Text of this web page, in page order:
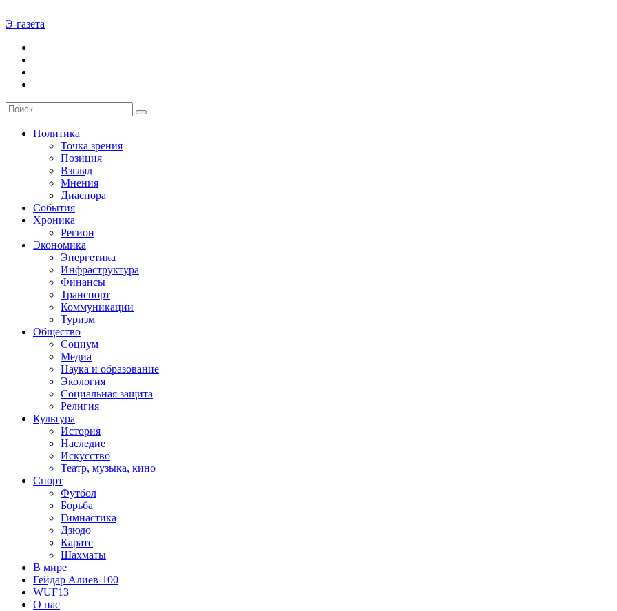
Э-газета
Политика
Точка зрения
Позиция
Взгляд
Мнения
Диаспора
События
Хроника
Регион
Экономика
Энергетика
Инфраструктура
Финансы
Транспорт
Коммуникации
Туризм
Общество
Социум
Медиа
Наука и образование
Экология
Социальная защита
Религия
Культура
История
Наследие
Искусство
Театр, музыка, кино
Спорт
Футбол
Борьба
Гимнастика
Дзюдо
Карате
Шахматы
В мире
Гейдар Алиев-100
WUF13
О нас